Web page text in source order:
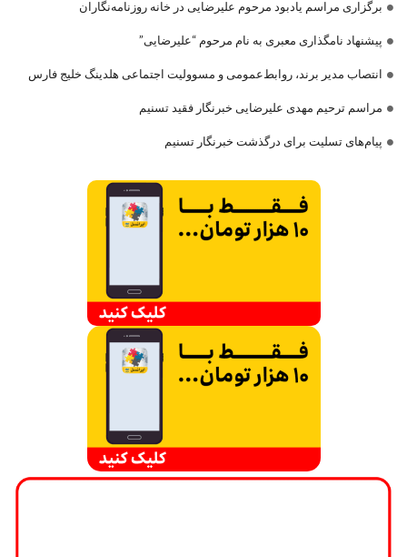
برگزاری مراسم یادبود مرحوم علیرضایی در خانه روزنامه‌نگاران
پیشنهاد نامگذاری معبری به نام مرحوم “علیرضایی”
انتصاب مدیر برند، روابط‌عمومی و مسوولیت اجتماعی هلدینگ خلیج فارس
مراسم ترحیم مهدی علیرضایی خبرنگار فقید تسنیم
پیام‌های تسلیت برای درگذشت خبرنگار تسنیم